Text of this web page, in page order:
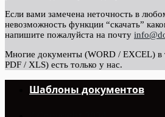
Если вами замечена неточность в
невозможность функции “скачать”
напишите пожалуйста на почту
Многие документы (WORD / EXCEL) в
PDF / XLS) есть только у нас.
Шаблоны документов